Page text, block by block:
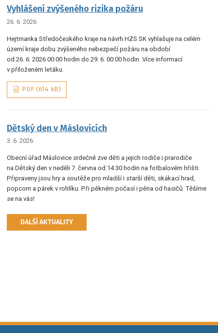
Vyhlášení zvýšeného rizika požáru
26. 6. 2026
Hejtmanka Středočeského kraje na návrh HZS SK vyhlašuje na celém
území kraje dobu zvýšeného nebezpečí požáru na období
od 26. 6. 2026 00:00 hodin do 29. 6. 00:00 hodin. Více informací
v přiloženém letáku.
PDF (614 kB)
Dětský den v Máslovicích
3. 6. 2026
Obecní úřad Máslovice srdečně zve děti a jejich rodiče i prarodiče
na Dětský den v neděli 7. června od 14.30 hodin na fotbalovém hřišti.
Připraveny jsou hry a soutěže pro mladší i starší děti, skákací hrad,
popcorn a párek v rohlíku. Při pěkném počasí i pěna od hasičů. Těšíme
se na vás!
DALŠÍ AKTUALITY